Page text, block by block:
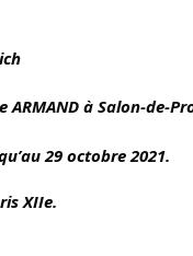
à Salon-de-
29 octobre 2021.
XIIe.